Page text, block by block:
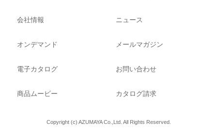
会社情報
オンデマンド
電子カタログ
商品ムービー
ニュース
メールマガジン
お問い合わせ
カタログ請求
Copyright (c) AZUMAYA Co.,Ltd. All Rights Reserved.